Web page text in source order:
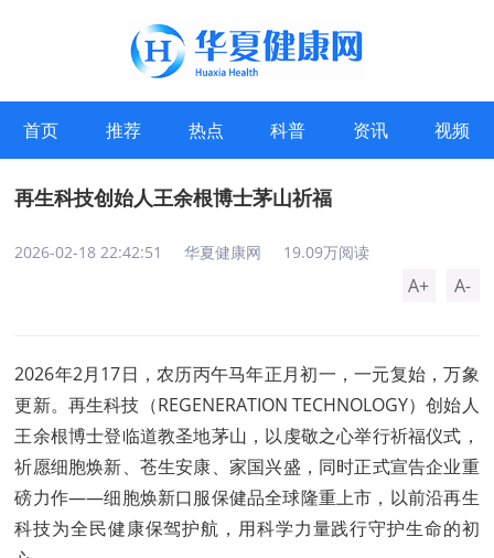
首页 推荐 热点 科普 资讯 视频
再生科技创始人王余根博士茅山祈福
2026-02-18 22:42:51 华夏健康网 19.09万阅读
A+ A-
2026年2月17日，农历丙午马年正月初一，一元复始，万象
更新。再生科技（REGENERATION TECHNOLOGY）创始人
王余根博士登临道教圣地茅山，以虔敬之心举行祈福仪式，
祈愿细胞焕新、苍生安康、家国兴盛，同时正式宣告企业重
磅力作——细胞焕新口服保健品全球隆重上市，以前沿再生
科技为全民健康保驾护航，用科学力量践行守护生命的初